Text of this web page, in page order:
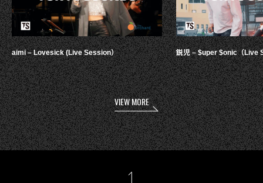
aimi – Lovesick (Live Session） 鋭児 – $uper $onic（Live
VIEW MORE